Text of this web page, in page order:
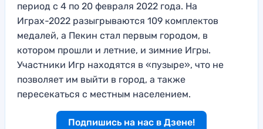
период с 4 по 20 февраля 2022 года. На
Играх-2022 разыгрываются 109 комплектов
медалей, а Пекин стал первым городом, в
котором прошли и летние, и зимние Игры.
Участники Игр находятся в «пузыре», что не
позволяет им выйти в город, а также
пересекаться с местным населением.
Подпишись на нас в Дзене!